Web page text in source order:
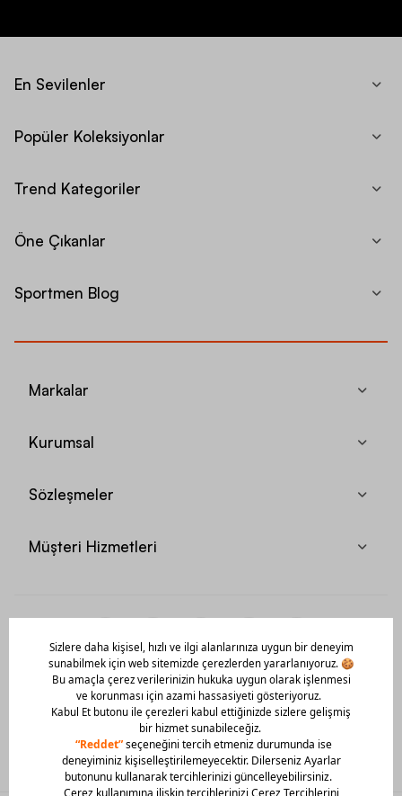
En Sevilenler
Popüler Koleksiyonlar
Trend Kategoriler
Öne Çıkanlar
Sportmen Blog
Markalar
Kurumsal
Sözleşmeler
Müşteri Hizmetleri
Mobil Uygulamamızı Hemen İndir!